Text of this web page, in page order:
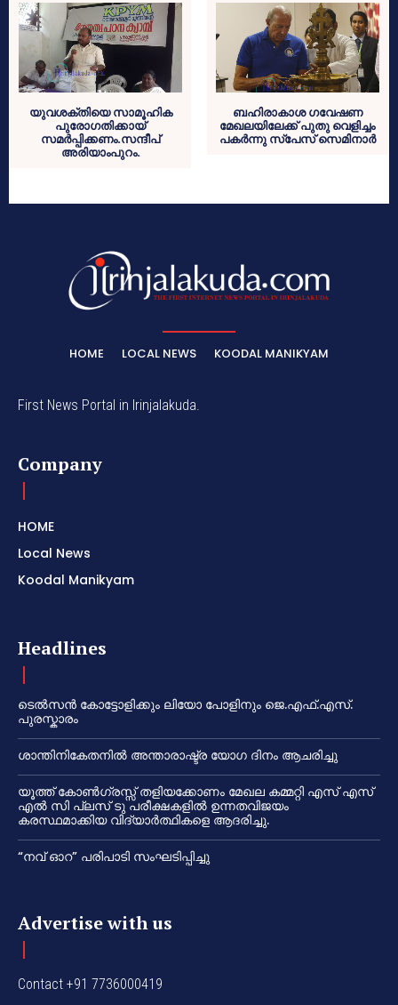
യുവശക്തിയെ സാമൂഹിക
പുരോഗതിക്കായ്
സമര്‍പ്പിക്കണം.സന്ദീപ്
അരിയാംപുറം.
ബഹിരാകാശ ഗവേഷണ
മേഖലയിലേക്ക് പുതു വെളിച്ചം
പകര്‍ന്നു സ്‌പേസ് സെമിനാര്‍
HOME LOCAL NEWS KOODAL MANIKYAM
First News Portal in Irinjalakuda.
Company
HOME
Local News
Koodal Manikyam
Headlines
ടെൽസൻ കോട്ടോളിക്കും ലിയോ പോളിനും ജെ.എഫ്.എസ്.
പുരസ്കാരം
ശാന്തിനികേതനിൽ അന്താരാഷ്ട്ര യോഗ ദിനം ആചരിച്ചു
യൂത്ത് കോൺഗ്രസ്സ് തളിയക്കോണം മേഖല കമ്മറ്റി എസ് എസ്
എൽ സി പ്ലസ് ടു പരീക്ഷകളിൽ ഉന്നതവിജയം
കരസ്ഥമാക്കിയ വിദ്യാർത്ഥികളെ ആദരിച്ചു.
“നവ് ഓറ” പരിപാടി സംഘടിപ്പിച്ചു
Advertise with us
Contact +91 7736000419